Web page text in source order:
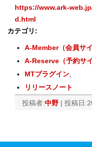
https://www.ark-
d.html
カテゴリ :
A-Member（会員サイ
A-Reserve（予約サイ
MTプラグイン
リリースノート
投稿者:中野 | 投稿日